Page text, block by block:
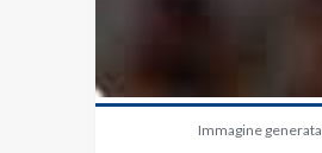
Immagine